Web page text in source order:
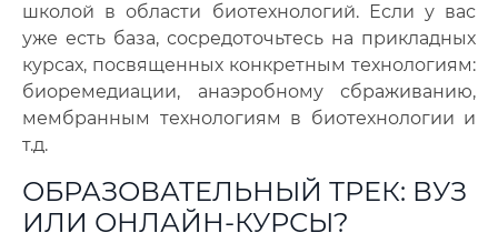
школой в области биотехнологий. Если у вас
уже есть база, сосредоточьтесь на прикладных
курсах, посвященных конкретным технологиям:
биоремедиации, анаэробному сбраживанию,
мембранным технологиям в биотехнологии и
т.д.
ОБРАЗОВАТЕЛЬНЫЙ ТРЕК: ВУЗ
ИЛИ ОНЛАЙН-КУРСЫ?